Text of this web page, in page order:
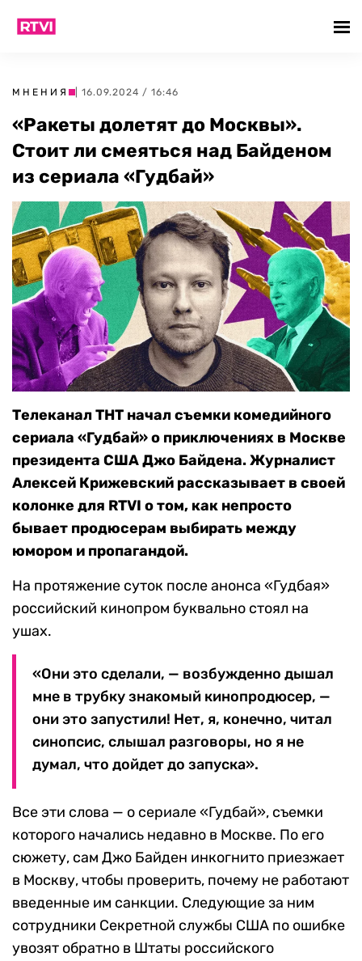
МНЕНИЯ | 16.09.2024 / 16:46
«Ракеты долетят до Москвы».
Стоит ли смеяться над Байденом
из сериала «Гудбай»
Телеканал ТНТ начал съемки комедийного
сериала «Гудбай» о приключениях в Москве
президента США Джо Байдена. Журналист
Алексей Крижевский рассказывает в своей
колонке для RTVI о том, как непросто
бывает продюсерам выбирать между
юмором и пропагандой.
На протяжение суток после анонса «Гудбая»
российский кинопром буквально стоял на
ушах.
«Они это сделали, — возбужденно дышал
мне в трубку знакомый кинопродюсер, —
они это запустили! Нет, я, конечно, читал
синопсис, слышал разговоры, но я не
думал, что дойдет до запуска».
Все эти слова — о сериале «Гудбай», съемки
которого начались недавно в Москве. По его
сюжету, сам Джо Байден инкогнито приезжает
в Москву, чтобы проверить, почему не работают
введенные им санкции. Следующие за ним
сотрудники Секретной службы США по ошибке
увозят обратно в Штаты российского